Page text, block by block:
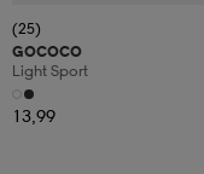
(25)
GOCOCO
Light Sport
13,99